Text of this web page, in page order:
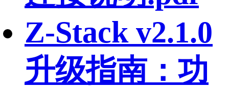
Z-Stack v2.1.0
升级指南：功